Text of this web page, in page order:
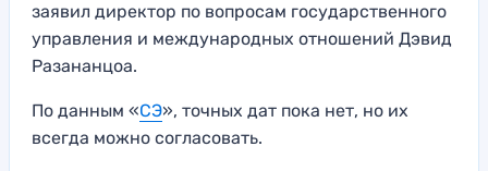
заявил директор по вопросам государственного
управления и международных отношений Дэвид
Разананцоа.
По данным «СЭ», точных дат пока нет, но их
всегда можно согласовать.